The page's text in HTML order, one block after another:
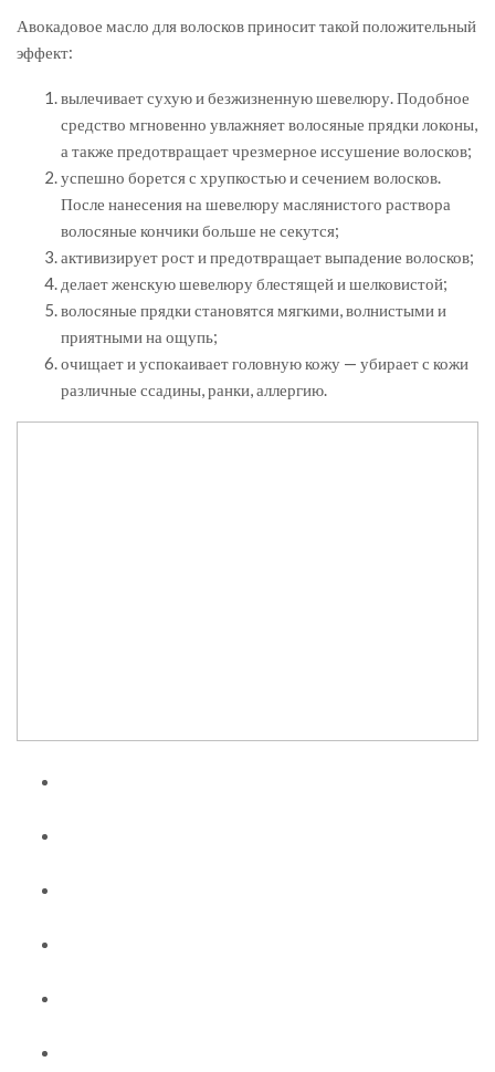
Авокадовое масло для волосков приносит такой положительный
эффект:
вылечивает сухую и безжизненную шевелюру. Подобное
средство мгновенно увлажняет волосяные прядки локоны,
а также предотвращает чрезмерное иссушение волосков;
успешно борется с хрупкостью и сечением волосков.
После нанесения на шевелюру маслянистого раствора
волосяные кончики больше не секутся;
активизирует рост и предотвращает выпадение волосков;
делает женскую шевелюру блестящей и шелковистой;
волосяные прядки становятся мягкими, волнистыми и
приятными на ощупь;
очищает и успокаивает головную кожу — убирает с кожи
различные ссадины, ранки, аллергию.